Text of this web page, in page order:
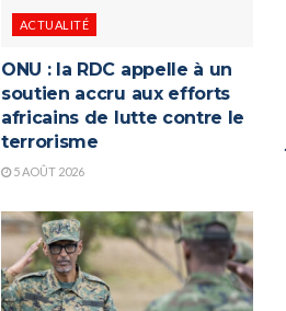
ACTUALITÉ
ONU : la RDC appelle à un
soutien accru aux efforts
africains de lutte contre le
terrorisme
5 AOÛT 2026